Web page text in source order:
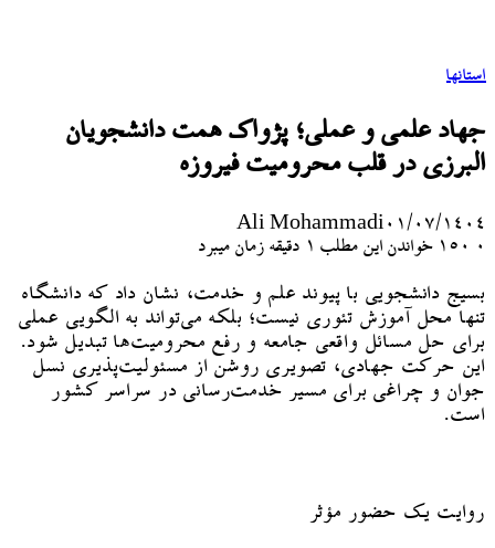
استانها
جهاد علمی و عملی؛ پژواک همت دانشجویان
البرزی در قلب محرومیت فیروزه
Ali Mohammadi ۰۱/۰۷/۱۴۰۴
۰
خواندن این مطلب 1 دقیقه زمان میبرد
بسیج دانشجویی با پیوند علم و خدمت، نشان داد که دانشگاه
تنها محل آموزش تئوری نیست؛ بلکه می‌تواند به الگویی عملی
برای حل مسائل واقعی جامعه و رفع محرومیت‌ها تبدیل شود.
این حرکت جهادی، تصویری روشن از مسئولیت‌پذیری نسل
جوان و چراغی برای مسیر خدمت‌رسانی در سراسر کشور
است.
روایت یک حضور مؤثر